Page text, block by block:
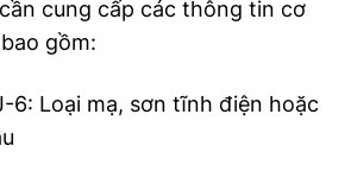
cung cấp các thông tin cơ
gồm:
6: Loại mạ, sơn tĩnh điện hoặc